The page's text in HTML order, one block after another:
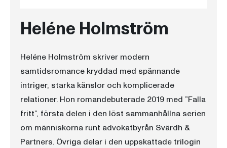
Heléne Holmström
Heléne Holmström skriver modern
samtidsromance kryddad med spännande
intriger, starka känslor och komplicerade
relationer. Hon romandebuterade 2019 med ”Falla
fritt”, första delen i den löst sammanhållna serien
om människorna runt advokatbyrån Svärdh &
Partners. Övriga delar i den uppskattade trilogin